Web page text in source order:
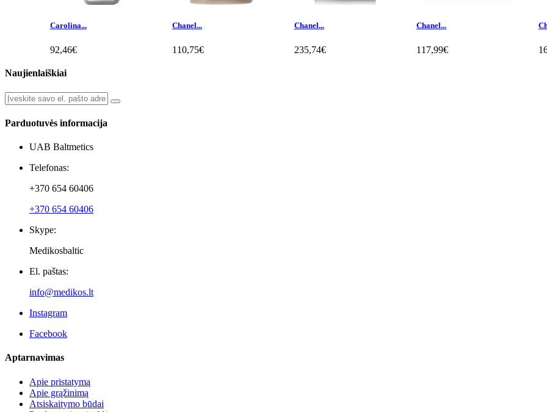
Carolina...
92,46€
Chanel...
110,75€
Chanel...
235,74€
Chanel...
117,99€
Naujienlaiškiai
Parduotuvės informacija
UAB Baltmetics
Telefonas:
+370 654 60406
+370 654 60406
Skype:
Medikosbaltic
El. paštas:
info@medikos.lt
Instagram
Facebook
Aptarnavimas
Apie pristatymą
Apie grąžinimą
Atsiskaitymo būdai